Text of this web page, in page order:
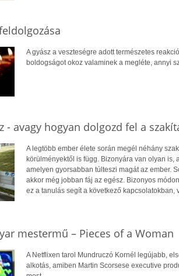
A gyász a veszteségre adott természetes
boldogságot okoz valaminek a megléte, annyi
- avagy hogyan dolgozd fel a
A legtöbb ember élete során megél néhány
körülményektől is függ. Bizonyára van olyan
amelyen gyorsabban túlteszi magát az ember.
akkor még jobban fáj az egész. Bizonyos
ez a tanulás segít a következő
mestermű – Pieces of a Woman
A Netflixen tarol Mundruczó Kornél legújabb,
alkotás, amiben Martin Scorsese executive